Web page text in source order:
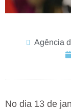
Agência
No dia 13 de